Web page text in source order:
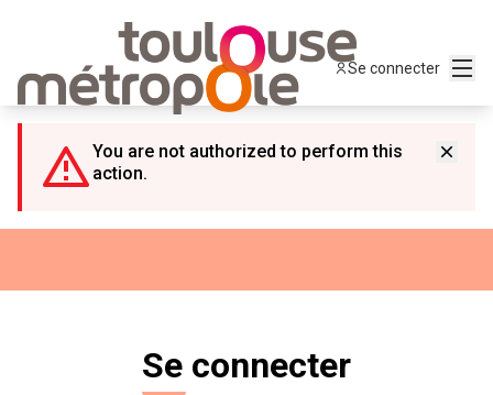
Se connecter
You are not authorized to perform this
action.
Se connecter